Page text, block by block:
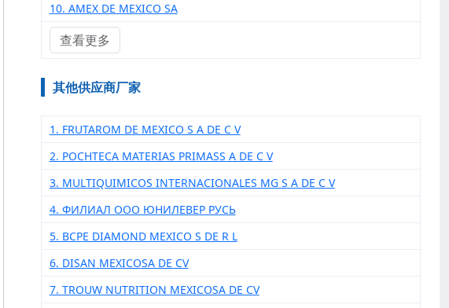
10. AMEX DE MEXICO SA
查看更多
其他供应商厂家
1. FRUTAROM DE MEXICO S A DE C V
2. POCHTECA MATERIAS PRIMASS A DE C V
3. MULTIQUIMICOS INTERNACIONALES MG S A DE C V
4. ФИЛИАЛ ООО ЮНИЛЕВЕР РУСЬ
5. BCPE DIAMOND MEXICO S DE R L
6. DISAN MEXICOSA DE CV
7. TROUW NUTRITION MEXICOSA DE CV